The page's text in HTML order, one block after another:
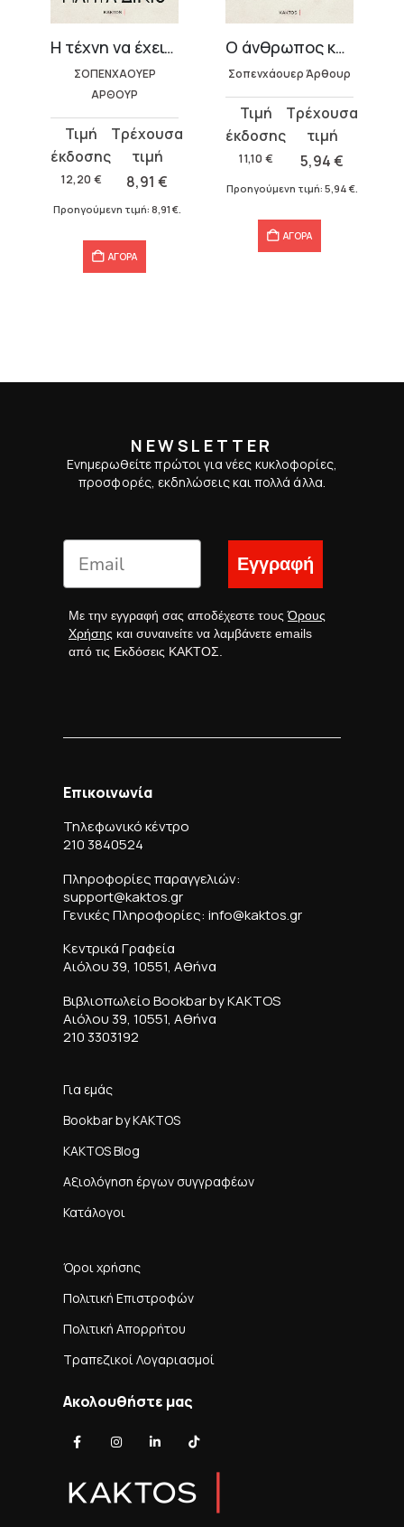
Η τέχνη να έχεις πάντα δίκιο – Άρθουρ Σοπενχάουερ
ΣΟΠΕΝΧΑΟΥΕΡ
ΑΡΘΟΥΡ
12,20 €
Original
price
was:
12,20 €.
8,91 €
τρέχουσα
τιμή
είναι:
Προηγούμενη τιμή: 8,91 €.
ΑΓΟΡΑ
Ο άνθρωπος και το πεπρωμένο – Άρθουρ Σοπενχάουερ
Σοπενχάουερ Άρθουρ
11,10 €
Original
price
was:
11,10 €.
5,94€
τρέχουσα
τιμή
είναι:
Προηγούμενη τιμή: 5,94 €.
ΑΓΟΡΑ
NEWSLETTER
Ενημερωθείτε πρώτοι για νέες κυκλοφορίες,
προσφορές, εκδηλώσεις και πολλά άλλα.
Εγγραφή
Με την εγγραφή σας αποδέχεστε τουςΌρους
Χρήσης και συναινείτε να λαμβάνετε emails
από τις Εκδόσεις ΚΑΚΤΟΣ.
Επικοινωνία
Τηλεφωνικό κέντρο
210 3840524
Πληροφορίες παραγγελιών:
support@kaktos.gr
Γενικές Πληροφορίες: info@kaktos.gr
Κεντρικά Γραφεία
Αιόλου 39, 10551, Αθήνα
Βιβλιοπωλείο Bookbar by KAKTOS
Αιόλου 39, 10551, Αθήνα
210 3303192
Για εμάς
Bookbar by KAKTOS
KAKTOS Blog
Αξιολόγηση έργων συγγραφέων
Κατάλογοι
Όροι χρήσης
Πολιτική Επιστροφών
Πολιτική Απορρήτου
Τραπεζικοί Λογαριασμοί
Ακολουθήστε μας